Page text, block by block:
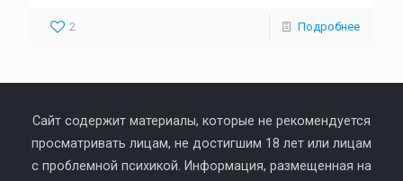
2 Подробнее
Сайт содержит материалы, которые не рекомендуется
просматривать лицам, не достигшим 18 лет или лицам
с проблемной психикой. Информация, размещенная на